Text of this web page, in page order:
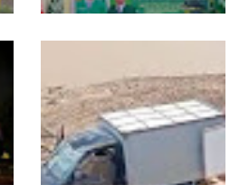
Sekwil GP Ansor Kalbar
Hadiri Konfercab Sanggau:
Kader Harus Militan dan
Bermanfaat